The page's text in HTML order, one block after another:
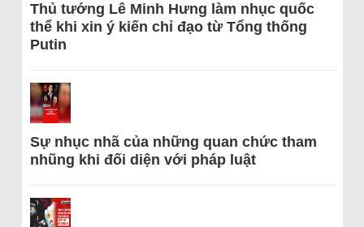
Thủ tướng Lê Minh Hưng làm nhục quốc
thể khi xin ý kiến chỉ đạo từ Tổng thống
Putin
Sự nhục nhã của những quan chức tham
nhũng khi đối diện với pháp luật